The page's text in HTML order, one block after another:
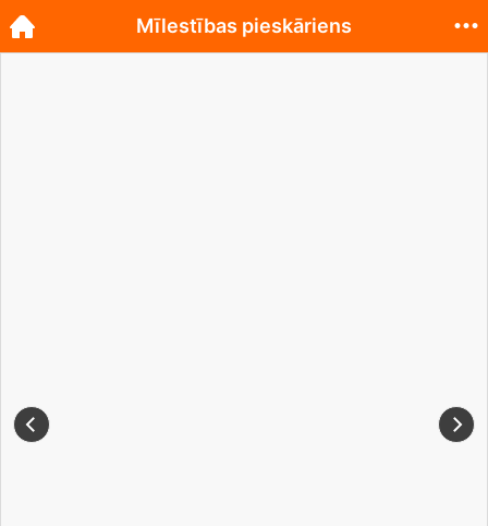
Mīlestības pieskāriens